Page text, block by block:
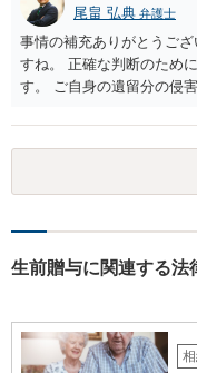
尾畠 弘典 弁護士
事情の補充ありがとうご
すね。 正確な判断のため
す。 ご自身の遺留分の侵
相談されるのが良いと思い
生前贈与に関連する法